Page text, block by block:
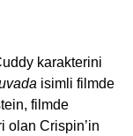
karakterini
isimli filmde
filmde
olan Crispin’in